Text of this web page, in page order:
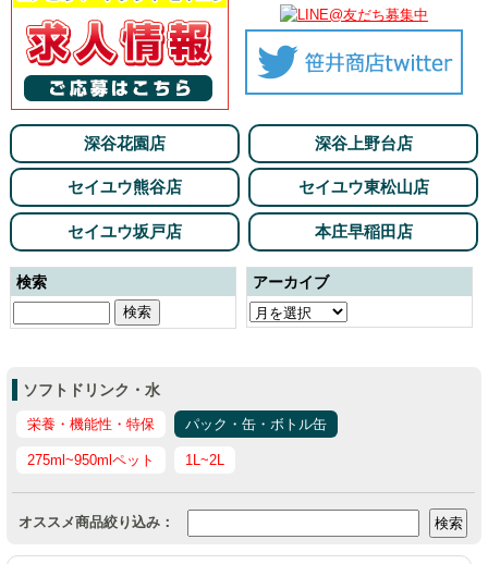
深谷花園店 深谷上野台店
セイユウ熊谷店 セイユウ東松山店
セイユウ坂戸店 本庄早稲田店
検索 アーカイブ
ソフトドリンク・水
栄養・機能性・特保 パック・缶・ボトル缶
275ml~950mlペット 1L~2L
オススメ商品絞り込み：